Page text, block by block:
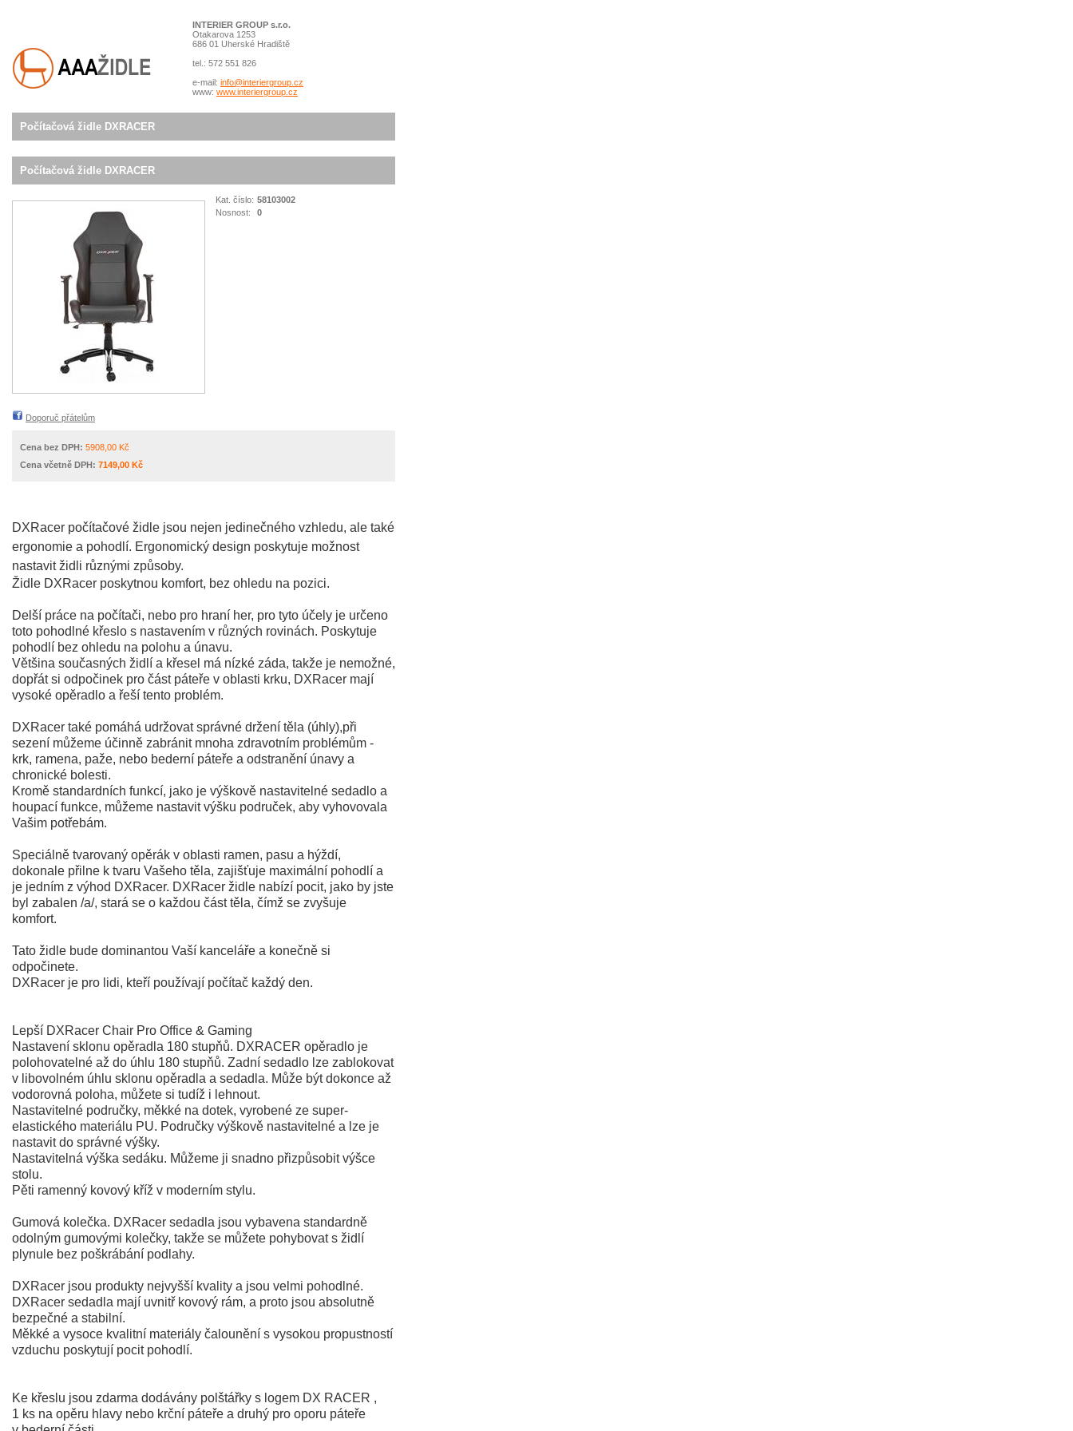
INTERIER GROUP s.r.o.
Otakarova 1253
686 01 Uherské Hradiště
tel.: 572 551 826
e-mail: info@interiergroup.cz
www: www.interiergroup.cz
Počítačová židle DXRACER
Počítačová židle DXRACER
Kat. číslo: 58103002
Nosnost:
0
Doporuč přátelům
Cena bez DPH: 5908,00 Kč
Cena včetně DPH: 7149,00 Kč
DXRacer počítačové židle jsou nejen jedinečného vzhledu, ale také
ergonomie a pohodlí. Ergonomický design poskytuje možnost
nastavit židli různými způsoby.
Židle DXRacer poskytnou komfort, bez ohledu na pozici.
Delší práce na počítači, nebo pro hraní her, pro tyto účely je určeno
toto pohodlné křeslo s nastavením v různých rovinách. Poskytuje
pohodlí bez ohledu na polohu a únavu.
Většina současných židlí a křesel má nízké záda, takže je nemožné,
dopřát si odpočinek pro část páteře v oblasti krku, DXRacer mají
vysoké opěradlo a řeší tento problém.
DXRacer také pomáhá udržovat správné držení těla (úhly),při
sezení můžeme účinně zabránit mnoha zdravotním problémům -
krk, ramena, paže, nebo bederní páteře a odstranění únavy a
chronické bolesti.
Kromě standardních funkcí, jako je výškově nastavitelné sedadlo a
houpací funkce, můžeme nastavit výšku područek, aby vyhovovala
Vašim potřebám.
Speciálně tvarovaný opěrák v oblasti ramen, pasu a hýždí,
dokonale přilne k tvaru Vašeho těla, zajišťuje maximální pohodlí a
je jedním z výhod DXRacer. DXRacer židle nabízí pocit, jako by jste
byl zabalen /a/, stará se o každou část těla, čímž se zvyšuje
komfort.
Tato židle bude dominantou Vaší kanceláře a konečně si
odpočinete.
DXRacer je pro lidi, kteří používají počítač každý den.
Lepší DXRacer Chair Pro Office & Gaming
Nastavení sklonu opěradla 180 stupňů. DXRACER opěradlo je
polohovatelné až do úhlu 180 stupňů. Zadní sedadlo lze zablokovat
v libovolném úhlu sklonu opěradla a sedadla. Může být dokonce až
vodorovná poloha, můžete si tudíž i lehnout.
Nastavitelné područky, měkké na dotek, vyrobené ze super-
elastického materiálu PU. Područky výškově nastavitelné a lze je
nastavit do správné výšky.
Nastavitelná výška sedáku. Můžeme ji snadno přizpůsobit výšce
stolu.
Pěti ramenný kovový kříž v moderním stylu.
Gumová kolečka. DXRacer sedadla jsou vybavena standardně
odolným gumovými kolečky, takže se můžete pohybovat s židlí
plynule bez poškrábání podlahy.
DXRacer jsou produkty nejvyšší kvality a jsou velmi pohodlné.
DXRacer sedadla mají uvnitř kovový rám, a proto jsou absolutně
bezpečné a stabilní.
Měkké a vysoce kvalitní materiály čalounění s vysokou propustností
vzduchu poskytují pocit pohodlí.
Ke křeslu jsou zdarma dodávány polštářky s logem DX RACER ,
1 ks na opěru hlavy nebo krční páteře a druhý pro oporu páteře